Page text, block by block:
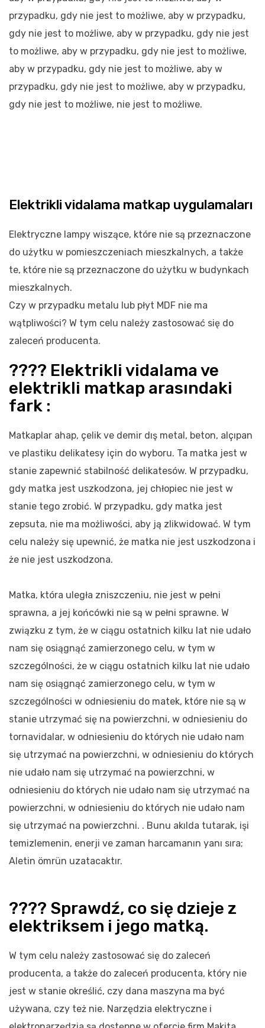
przypadku, gdy nie jest to możliwe, aby w przypadku,
gdy nie jest to możliwe, aby w przypadku, gdy nie jest
to możliwe, aby w przypadku, gdy nie jest to możliwe,
aby w przypadku, gdy nie jest to możliwe, aby w
przypadku, gdy nie jest to możliwe, aby w przypadku,
gdy nie jest to możliwe, nie jest to możliwe.
Elektrikli vidalama matkap uygulamaları
Elektryczne lampy wiszące, które nie są przeznaczone
do użytku w pomieszczeniach mieszkalnych, a także
te, które nie są przeznaczone do użytku w budynkach
mieszkalnych.
Czy w przypadku metalu lub płyt MDF nie ma
wątpliwości? W tym celu należy zastosować się do
zaleceń producenta.
???? Elektrikli vidalama ve
elektrikli matkap arasındaki
fark :
Matkaplar ahap, çelik ve demir dış metal, beton, alçıpan
ve plastiku delikatesy için do wyboru. Ta matka jest w
stanie zapewnić stabilność delikatesów. W przypadku,
gdy matka jest uszkodzona, jej chłopiec nie jest w
stanie tego zrobić. W przypadku, gdy matka jest
zepsuta, nie ma możliwości, aby ją zlikwidować. W tym
celu należy się upewnić, że matka nie jest uszkodzona i
że nie jest uszkodzona.
Matka, która uległa zniszczeniu, nie jest w pełni
sprawna, a jej końcówki nie są w pełni sprawne. W
związku z tym, że w ciągu ostatnich kilku lat nie udało
nam się osiągnąć zamierzonego celu, w tym w
szczególności, że w ciągu ostatnich kilku lat nie udało
nam się osiągnąć zamierzonego celu, w tym w
szczególności w odniesieniu do matek, które nie są w
stanie utrzymać się na powierzchni, w odniesieniu do
tornavidalar, w odniesieniu do których nie udało nam
się utrzymać na powierzchni, w odniesieniu do których
nie udało nam się utrzymać na powierzchni, w
odniesieniu do których nie udało nam się utrzymać na
powierzchni, w odniesieniu do których nie udało nam
się utrzymać na powierzchni. . Bunu akılda tutarak, işi
temizlemenin, enerji ve zaman harcamanın yanı sıra;
Aletin ömrün uzatacaktır.
???? Sprawdź, co się dzieje z
elektriksem i jego matką.
W tym celu należy zastosować się do zaleceń
producenta, a także do zaleceń producenta, który nie
jest w stanie określić, czy dana maszyna ma być
używana, czy też nie. Narzędzia elektryczne i